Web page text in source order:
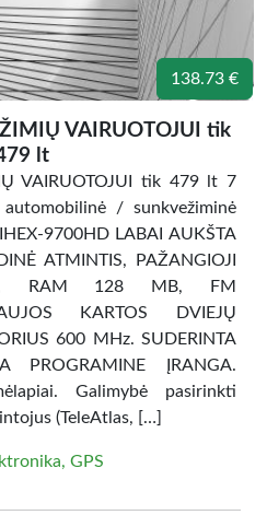
138.73 €
VAIRUOTOJUI tik
lt
VAIRUOTOJUI tik 479 lt 7
/ sunkvežiminė
9700HD LABAI AUKŠTA
ATMINTIS, PAŽANGIOJI
RAM 128 MB, FM
KARTOS DVIEJŲ
600 MHz. SUDERINTA
PROGRAMINE ĮRANGA.
Galimybė pasirinkti
(TeleAtlas, […]
GPS